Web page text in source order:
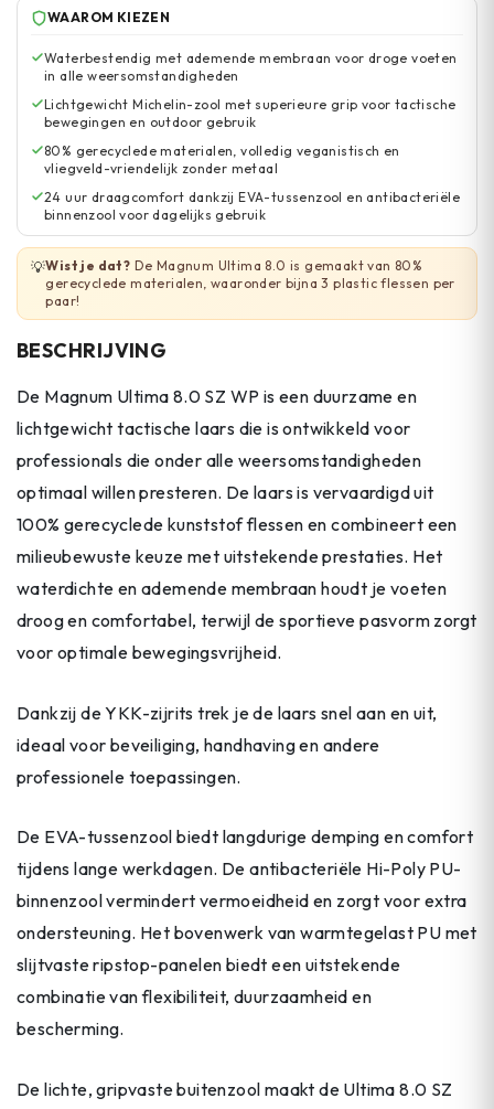
WAAROM KIEZEN
Waterbestendig met ademende membraan voor droge voeten
in alle weersomstandigheden
Lichtgewicht Michelin-zool met superieure grip voor tactische
bewegingen en outdoor gebruik
80% gerecyclede materialen, volledig veganistisch en
vliegveld-vriendelijk zonder metaal
24 uur draagcomfort dankzij EVA-tussenzool en antibacteriële
binnenzool voor dagelijks gebruik
💡Wist je dat? De Magnum Ultima 8.0 is gemaakt van 80%
gerecyclede materialen, waaronder bijna 3 plastic flessen per
paar!
BESCHRIJVING
De Magnum Ultima 8.0 SZ WP is een duurzame en
lichtgewicht tactische laars die is ontwikkeld voor
professionals die onder alle weersomstandigheden
optimaal willen presteren. De laars is vervaardigd uit
100% gerecyclede kunststof flessen en combineert een
milieubewuste keuze met uitstekende prestaties. Het
waterdichte en ademende membraan houdt je voeten
droog en comfortabel, terwijl de sportieve pasvorm zorgt
voor optimale bewegingsvrijheid.
Dankzij de YKK-zijrits trek je de laars snel aan en uit,
ideaal voor beveiliging, handhaving en andere
professionele toepassingen.
De EVA-tussenzool biedt langdurige demping en comfort
tijdens lange werkdagen. De antibacteriële Hi-Poly PU-
binnenzool vermindert vermoeidheid en zorgt voor extra
ondersteuning. Het bovenwerk van warmtegelast PU met
slijtvaste ripstop-panelen biedt een uitstekende
combinatie van flexibiliteit, duurzaamheid en
bescherming.
De lichte, gripvaste buitenzool maakt de Ultima 8.0 SZ